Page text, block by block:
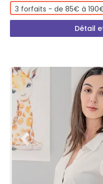
3 forfaits - de 85€ à
Détail